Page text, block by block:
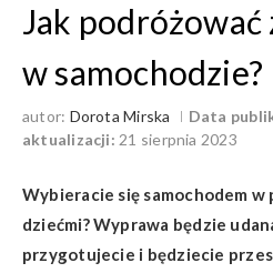
Jak podróżować
w samochodzie?
autor: Dorota Mirska Data
aktualizacji: 21 sierpnia 2023
Wybieracie się samochodem w
dziećmi? Wyprawa będzie
przygotujecie i będziecie